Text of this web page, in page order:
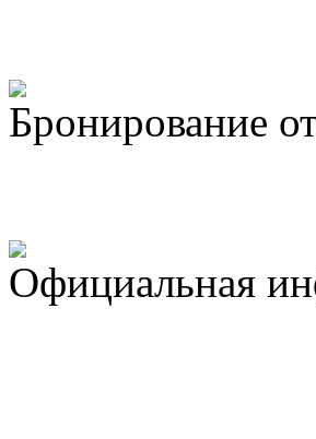
Бронирование
Официальная